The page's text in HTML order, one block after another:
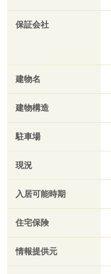
保証会社
建物名
建物構造
駐車場
現況
入居可能時期
住宅保険
情報提供元